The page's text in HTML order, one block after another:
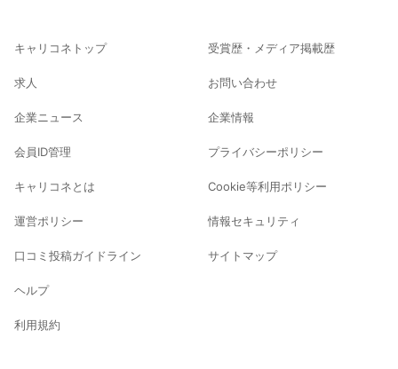
キャリコネトップ
求人
企業ニュース
会員ID管理
キャリコネとは
運営ポリシー
口コミ投稿ガイドライン
ヘルプ
利用規約
受賞歴・メディア掲載歴
お問い合わせ
企業情報
プライバシーポリシー
Cookie等利用ポリシー
情報セキュリティ
サイトマップ